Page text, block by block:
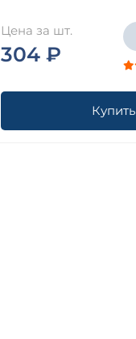
Цена за шт.
304 ₽
Купить